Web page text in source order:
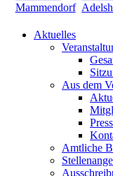
Aktuelles
Aus dem
Amtliche